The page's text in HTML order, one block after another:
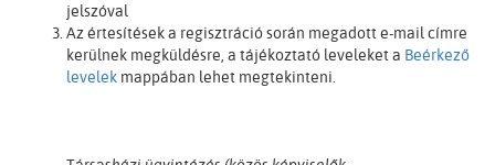
jelszóval
Az értesítések a regisztráció során megadott e-mail címre
kerülnek megküldésre, a tájékoztató leveleket a Beérkező
levelek mappában lehet megtekinteni.